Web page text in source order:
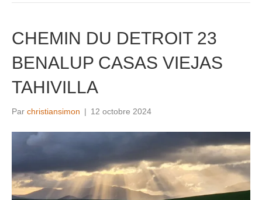
CHEMIN DU DETROIT 23
BENALUP CASAS VIEJAS
TAHIVILLA
Par christiansimon | 12 octobre 2024